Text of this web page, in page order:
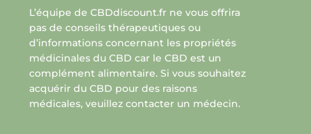
L’équipe de CBDdiscount.fr ne vous offrira
pas de conseils thérapeutiques ou
d’informations concernant les propriétés
médicinales du CBD car le CBD est un
complément alimentaire. Si vous souhaitez
acquérir du CBD pour des raisons
médicales, veuillez contacter un médecin.